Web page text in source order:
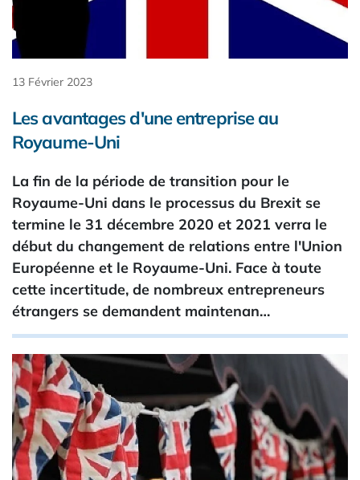
13 Février 2023
Les avantages d'une entreprise au
Royaume-Uni
La fin de la période de transition pour le
Royaume-Uni dans le processus du Brexit se
termine le 31 décembre 2020 et 2021 verra le
début du changement de relations entre l'Union
Européenne et le Royaume-Uni. Face à toute
cette incertitude, de nombreux entrepreneurs
étrangers se demandent maintenan…